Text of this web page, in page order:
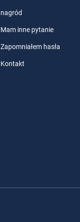
nagród
Mam inne pytanie
Zapomniałem hasła
Kontakt